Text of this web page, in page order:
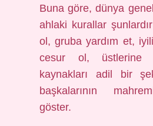
Buna göre, dünya
ahlaki kurallar
ol, gruba yardım et,
cesur ol, üstlerine
kaynakları adil bir
başkalarının
göster.